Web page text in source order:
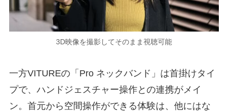
3D映像を撮影してそのまま視聴可能
一方VITUREの「Pro ネックバンド」は首掛けタイ
プで、ハンドジェスチャー操作との連携がメイ
ン。首元から空間操作ができる体験は、他にはな